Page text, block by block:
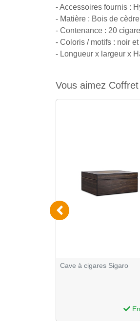
- Accessoires fournis :
- Matière : Bois de cèdre
- Contenance : 20
- Coloris / motifs : noir
- Longueur x largeur x
Vous aimez
Cave à cigares Sigaro